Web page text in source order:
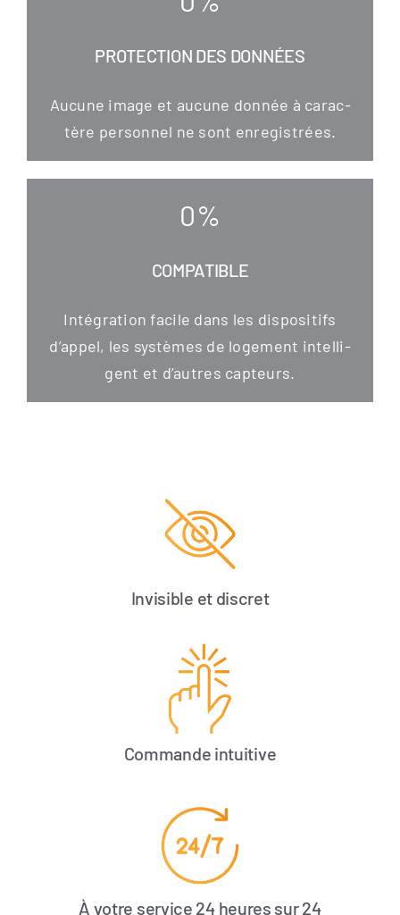
PROTECTION DES DONNÉES
Aucu­ne image et aucu­ne don­née à carac­
tère per­son­nel ne sont enregistrées.
0%
COMPATIBLE
Inté­gra­ti­on faci­le dans les dis­po­si­tifs
d’appel, les sys­tè­mes de loge­ment intel­li­
gent et d’autres capteurs.
Invisible et discret
Commande intuitive
À votre service 24 heures sur 24